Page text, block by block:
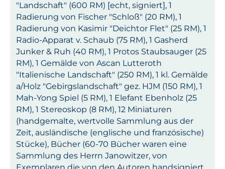
"Landschaft" (600 RM) [echt, signiert], 1
Radierung von Fischer "Schloß" (20 RM), 1
Radierung von Kasimir "Deichtor Flet" (25 RM), 1
Radio-Apparat v. Schaub (75 RM), 1 Gasherd
Junker & Ruh (40 RM), 1 Protos Staubsauger (25
RM), 1 Gemälde von Ascan Lutteroth
"Italienische Landschaft" (250 RM), 1 kl. Gemälde
a/Holz "Gebirgslandschaft" gez. HJM (150 RM), 1
Mah-Yong Spiel (5 RM), 1 Elefant Ebenholz (25
RM), 1 Stereoskop (8 RM), 12 Miniaturen
(handgemalte, wertvolle Sammlung aus der
Zeit, ausländische (englische und französische)
Stücke), Bücher (60-70 Bücher waren eine
Sammlung des Herrn Janowitzer, von